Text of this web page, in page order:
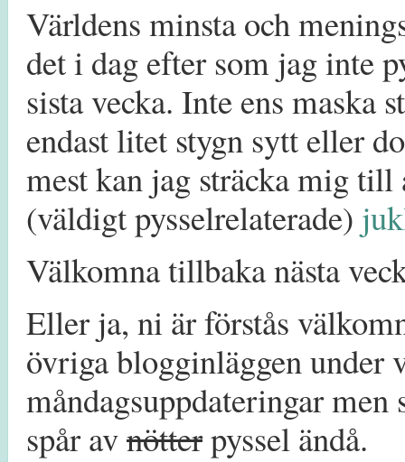
Världens minsta och
det i dag efter som jag inte
sista vecka. Inte ens maska
endast litet stygn sytt eller
mest kan jag sträcka mig
(väldigt pysselrelaterade)
Välkomna tillbaka nästa
Eller ja, ni är förstås
övriga blogginläggen under
måndagsuppdateringar
spår avnötterpyssel ändå.